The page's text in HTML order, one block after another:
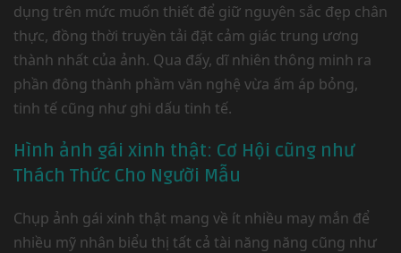
dụng trên mức muốn thiết để giữ nguyên sắc đẹp chân
thực, đồng thời truyền tải đặt cảm giác trung ương
thành nhất của ảnh. Qua đấy, dĩ nhiên thông minh ra
phần đông thành phầm văn nghệ vừa ấm áp bỏng,
tinh tế cũng như ghi dấu tinh tế.
Hình ảnh gái xinh thật: Cơ Hội cũng như
Thách Thức Cho Người Mẫu
Chụp ảnh gái xinh thật mang về ít nhiều may mắn để
nhiều mỹ nhân biểu thị tất cả tài năng năng cũng như